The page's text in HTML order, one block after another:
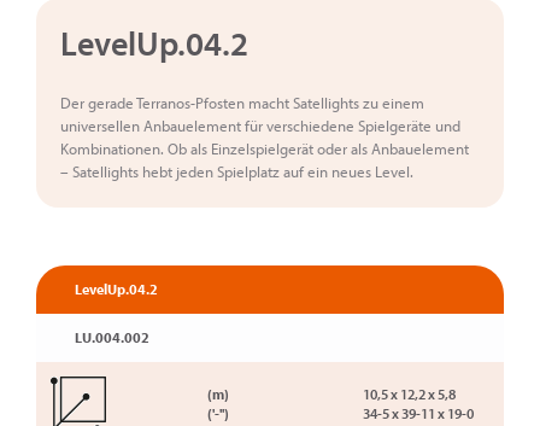
LevelUp.04.2
Der gerade Terranos-Pfosten macht Satellights zu einem
universellen Anbauelement für verschiedene Spielgeräte und
Kombinationen. Ob als Einzelspielgerät oder als Anbauelement
– Satellights hebt jeden Spielplatz auf ein neues Level.
LevelUp.04.2
LU.004.002
(m)
('-'')
10,5 x 12,2 x 5,8
34-5 x 39-11 x 19-0